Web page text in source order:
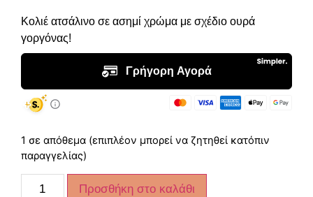
Κολιέ ατσάλινο σε ασημί χρώμα με σχέδιο ουρά
γοργόνας!
1 σε απόθεμα (επιπλέον μπορεί να ζητηθεί κατόπιν
παραγγελίας)
Προσθήκη στο καλάθι